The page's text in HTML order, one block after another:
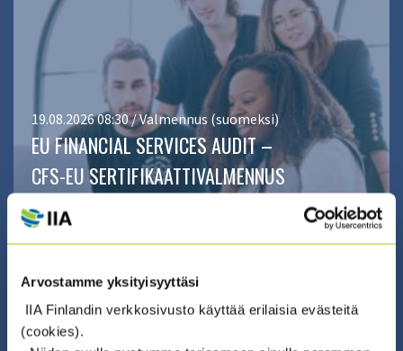
Arvostamme yksityisyyttäsi
IIA Finlandin verkkosivusto käyttää erilaisia evästeitä
(cookies).
19.08.2026 08:30 / Valmennus (suomeksi)
EU FINANCIAL SERVICES AUDIT –
CFS-EU SERTIFIKAATTIVALMENNUS
2026 (19.8. + 20.8. + 24.8. + 26.8.)